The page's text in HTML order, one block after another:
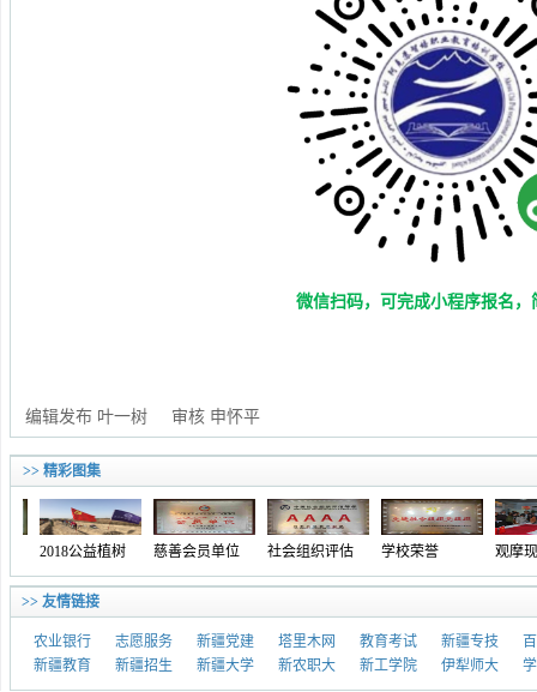
微信扫码，可完成小程序报名，
编辑发布 叶一树 审核 申怀平
>> 精彩图集
2018公益植树 慈善会员单位 社会组织评估 学校荣誉 观摩现场
>> 友情链接
农业银行 志愿服务 新疆党建 塔里木网 教育考试 新疆专技
新疆教育
新疆招生 新疆大学 新农职大 新工学院 伊犁师大